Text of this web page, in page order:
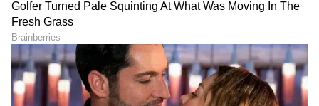
"ರಾಜಕೀಯ ಬೇಡ, ಸಿನಿಮಾನೇ ಪ್ರಾಣ":
ಕನಕೋತ್ಸವದಲ್ಲಿ ರಿಷಬ್ ಶೆಟ್ಟಿ | Rishab
Shetty speech | Suvarna News
ಶೇ.50 ರಿಂದ ಶೇ.18 ಕ್ಕೆ TAX ಇಳಿಕೆ: ಮೋದಿ-